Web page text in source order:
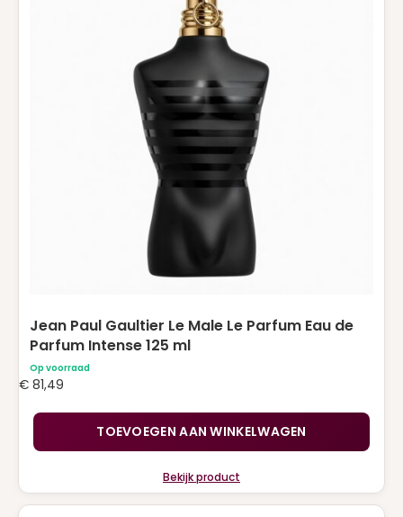
Jean Paul Gaultier Le Male Le Parfum Eau de
Parfum Intense 125 ml
Op voorraad
€ 81,49
TOEVOEGEN AAN WINKELWAGEN
Bekijk product